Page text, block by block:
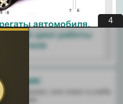
автомобиля.
цикл работы
двигателя
материал, или помог в учебе
3